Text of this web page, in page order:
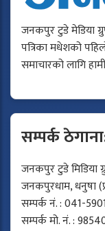
जनकपुर टुडे मेडिया
पत्रिका मधेशको पहिलो
समाचारको लागि
सम्पर्क
जनकपुर टुडे मिडिया
जनकपुरधाम, धनुषा
सम्पर्क नं. : 041-
सम्पर्क मो. नं. :